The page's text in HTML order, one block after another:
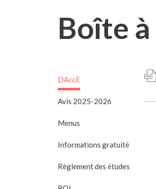
Boîte
DAccE
Avis 2025-2026
Menus
Informations gratuité
Règlement des études